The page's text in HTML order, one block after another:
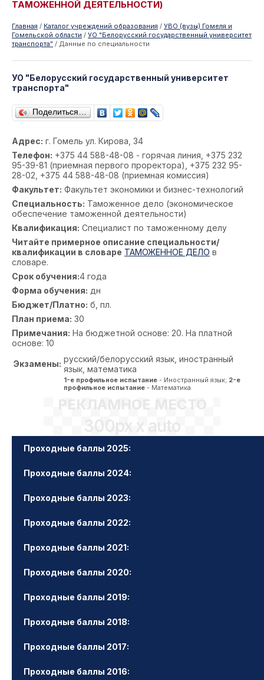
ТАМОЖЕННОЙ ДЕЯТЕЛЬНОСТИ)
Главная / Каталог учреждений образования / УВО (вузы) Гомеля и
Гомельской области / УО "Белорусский государственный университет
транспорта" / Данные по специальности
УО "Белорусский государственный университет
транспорта"
Поделиться…
Адрес: г. Гомель ул. Кирова, 34
Телефон: +375 44 588-48-08 - горячая линия, +375 232
95-39-81 (приемная первого проректора), +375 232 95-
28-02, +375 44 588-48-08 (приемная комиссия)
Факультет: Факультет экономики и бизнес-технологий
Специальность: Таможенное дело (экономическое
обеспечение таможенной деятельности)
Квалификация: Специалист по таможенному делу
Читайте примерное описание специальности/
квалификации в словаре ТАМОЖЕННОЕ ДЕЛО в
словаре.
Срок обучения:4 года
Форма обучения: дн
Бюджет/Платно: б, пл.
План приема: 30
Примечания: На бюджетной основе: 20. На платной
основе: 10
Экзамены: русский/белорусский язык, иностранный
язык, математика
1-е профильное испытание - Иностранный язык; 2-е
профильное испытание - Математика
РЕКЛАМНОЕ МЕСТО
300px x auto
Проходные баллы 2025:
Проходные баллы 2024:
Проходные баллы 2023:
Проходные баллы 2022:
Проходные баллы 2021:
Проходные баллы 2020:
Проходные баллы 2019:
Проходные баллы 2018:
Проходные баллы 2017:
Проходные баллы 2016: